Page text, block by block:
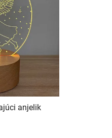
anjelik